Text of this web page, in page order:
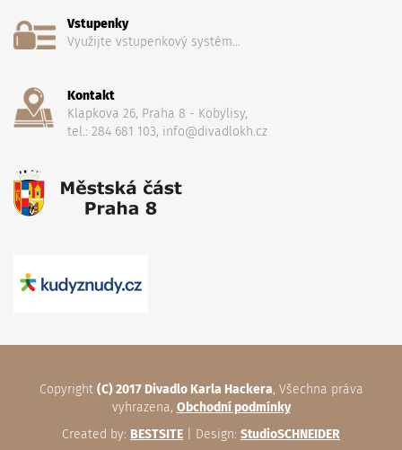
Vstupenky
Využijte vstupenkový systém...
Kontakt
Klapkova 26, Praha 8 - Kobylisy,
tel.: 284 681 103, info@divadlokh.cz
Copyright (C) 2017 Divadlo Karla Hackera, Všechna práva
vyhrazena, Obchodní podmínky
Created by: BESTSITE | Design: StudioSCHNEIDER